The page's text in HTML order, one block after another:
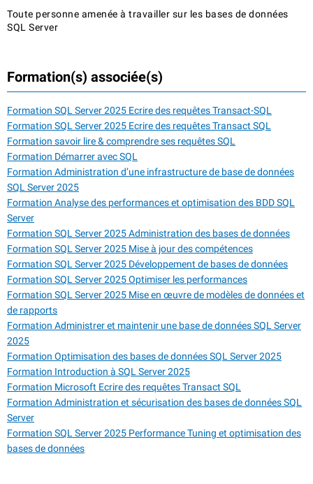
Toute personne amenée à travailler sur les bases de données
SQL Server
Formation(s) associée(s)
Formation SQL Server 2025 Ecrire des requêtes Transact-SQL
Formation SQL Server 2025 Ecrire des requêtes Transact SQL
Formation savoir lire & comprendre ses requêtes SQL
Formation Démarrer avec SQL
Formation Administration d’une infrastructure de base de données
SQL Server 2025
Formation Analyse des performances et optimisation des BDD SQL
Server
Formation SQL Server 2025 Administration des bases de données
Formation SQL Server 2025 Mise à jour des compétences
Formation SQL Server 2025 Développement de bases de données
Formation SQL Server 2025 Optimiser les performances
Formation SQL Server 2025 Mise en œuvre de modèles de données et
de rapports
Formation Administrer et maintenir une base de données SQL Server
2025
Formation Optimisation des bases de données SQL Server 2025
Formation Introduction à SQL Server 2025
Formation Microsoft Ecrire des requêtes Transact SQL
Formation Administration et sécurisation des bases de données SQL
Server
Formation SQL Server 2025 Performance Tuning et optimisation des
bases de données